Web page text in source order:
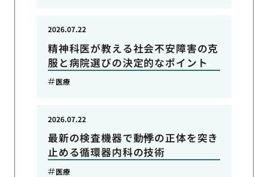
精神科医が教える社会不安障害の克
服と病院選びの決定的なポイント
2026.07.22
医療
最新の検査機器で動悸の正体を突き
止める循環器内科の技術
2026.07.22
医療